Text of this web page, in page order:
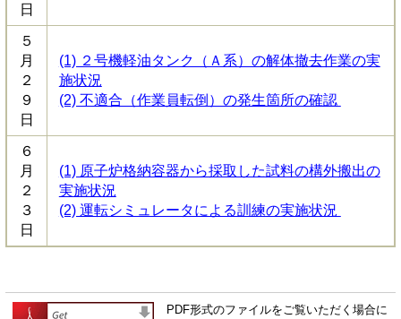
日
５
月
２
９
日
(1) ２号機軽油タンク（Ａ系）の解体撤去作業の実
施状況
(2) 不適合（作業員転倒）の発生箇所の確認
６
月
２
３
日
(1) 原子炉格納容器から採取した試料の構外搬出の
実施状況
(2) 運転シミュレータによる訓練の実施状況
PDF形式のファイルをご覧いただく場合に